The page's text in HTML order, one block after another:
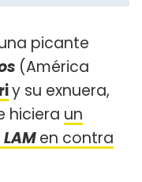
picante
(América
y su exnuera,
hiciera un
LAMen contra